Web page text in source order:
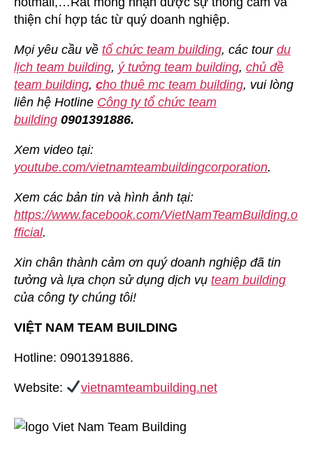
thiện chí hợp tác từ quý doanh nghiệp.
Mọi yêu cầu về tổ chức team building, các tour du
lịch team building, ý tưởng team building, chủ đề
team building, cho thuê mc team building, vui lòng
liên hệ Hotline Công ty tổ chức team
building 0901391886.
Xem video tại:
youtube.com/vietnamteambuildingcorporation.
Xem các bản tin và hình ảnh tại:
https://www.facebook.com/VietNamTeamBuilding.o
fficial.
Xin chân thành cảm ơn quý doanh nghiệp đã tin
tưởng và lựa chọn sử dụng dịch vụ team building
của công ty chúng tôi!
VIỆT NAM TEAM BUILDING
Hotline: 0901391886.
Website: vietnamteambuilding.net